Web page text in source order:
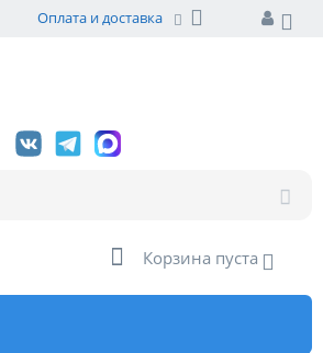
Оплата и доставка
Корзина пуста